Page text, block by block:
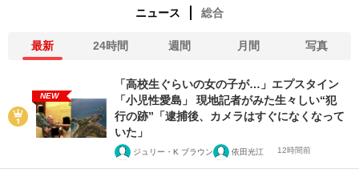
ニュース 総合
最新 24時間 週間 月間 写真
NEW
「高校生ぐらいの女の子が…」エプスタイン
「小児性愛島」 現地記者がみた生々しい“犯
行の跡”「逮捕後、カメラはすぐになくなって
いた」
ジュリー・K ブラウン 依田光江 12時間前